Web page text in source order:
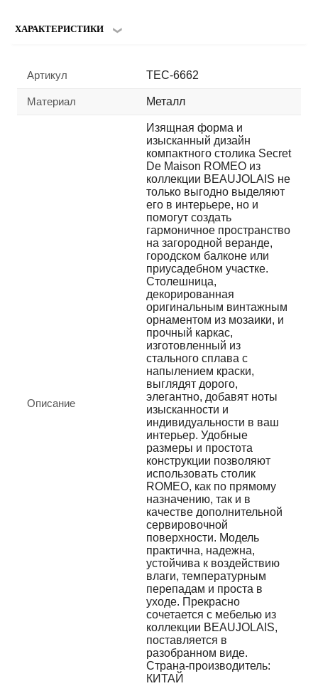
ХАРАКТЕРИСТИКИ
Артикул TEC-6662
Материал Металл
Описание
Изящная форма и
изысканный дизайн
компактного столика Secret
De Maison ROMEO из
коллекции BEAUJOLAIS не
только выгодно выделяют
его в интерьере, но и
помогут создать
гармоничное пространство
на загородной веранде,
городском балконе или
приусадебном участке.
Столешница,
декорированная
оригинальным винтажным
орнаментом из мозаики, и
прочный каркас,
изготовленный из
стального сплава с
напылением краски,
выглядят дорого,
элегантно, добавят ноты
изысканности и
индивидуальности в ваш
интерьер. Удобные
размеры и простота
конструкции позволяют
использовать столик
ROMEO, как по прямому
назначению, так и в
качестве дополнительной
сервировочной
поверхности. Модель
практична, надежна,
устойчива к воздействию
влаги, температурным
перепадам и проста в
уходе. Прекрасно
сочетается с мебелью из
коллекции BEAUJOLAIS,
поставляется в
разобранном виде.
Страна-производитель:
КИТАЙ